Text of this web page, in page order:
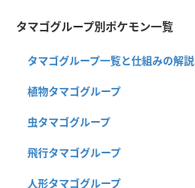
タマゴグループ別ポケモン一覧
タマゴグループ一覧と仕組みの解説
植物タマゴグループ
虫タマゴグループ
飛行タマゴグループ
人形タマゴグループ